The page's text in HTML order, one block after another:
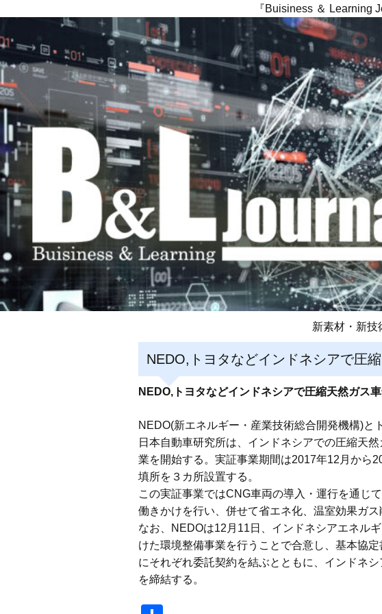
『Buisiness ＆ Learning
新素材・新技
NEDO,トヨタなどインドネシアで圧
NEDO,トヨタなどインドネシアで圧縮天然ガス
NEDO(新エネルギー・産業技術総合開発機構)と
日本自動車研究所は、インドネシアでの圧縮天
業を開始する。実証事業期間は2017年12月から
填所を３カ所設置する。
この実証事業ではCNG車両の導入・運行を通じ
働きかけを行い、併せて省エネ化、温室効果ガス
なお、NEDOは12月11日、インドネシアエネル
けた環境整備事業を行うことで合意し、基本協
にそれぞれ委託契約を結ぶとともに、インドネ
を締結する。